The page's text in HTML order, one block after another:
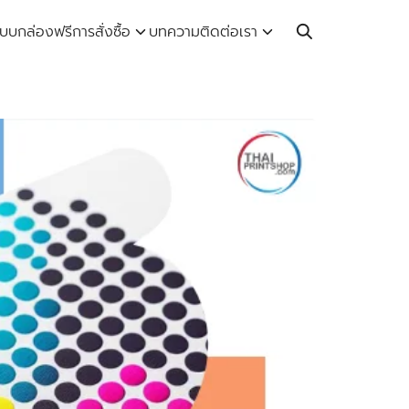
บกล่องฟรีการสั่งซื้อ บทความติดต่อเรา